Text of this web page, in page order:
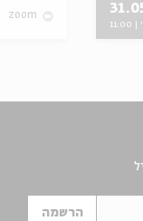
11:00
zoom
הרשמה